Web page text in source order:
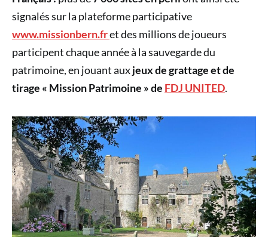
signalés sur la plateforme participative
www.missionbern.fret des millions de joueurs
participent chaque année à la sauvegarde du
patrimoine, en jouant auxjeux de grattage et de
tirage « Mission Patrimoine » de FDJ UNITED.